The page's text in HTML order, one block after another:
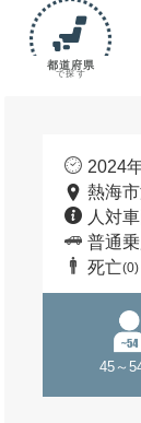
都道府県
で探す
2024
熱海
人対
普通
死亡(0)
45～